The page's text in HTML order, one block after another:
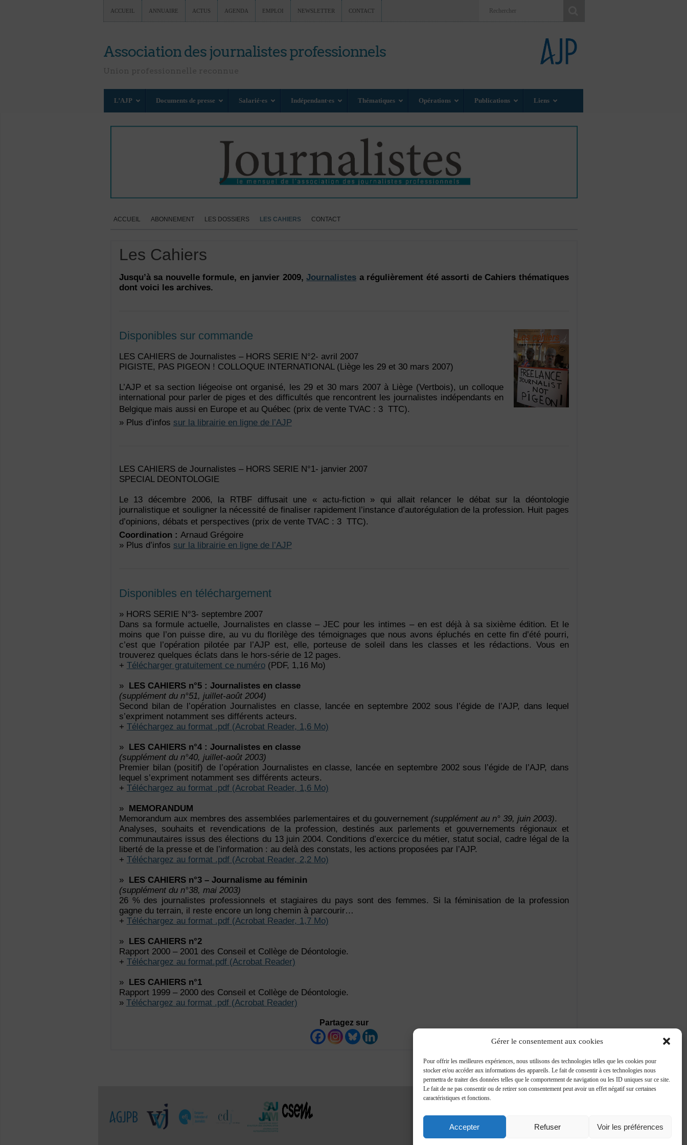
Gérer le consentement aux cookies
Pour offrir les meilleures expériences, nous utilisons des technologies telles que les cookies pour
stocker et/ou accéder aux informations des appareils. Le fait de consentir à ces technologies nous
permettra de traiter des données telles que le comportement de navigation ou les ID uniques sur ce site.
Le fait de ne pas consentir ou de retirer son consentement peut avoir un effet négatif sur certaines
caractéristiques et fonctions.
Accepter Refuser Voir les préférences
ACCUEIL ANNUAIRE ACTUS AGENDA EMPLOI NEWSLETTER CONTACT
Association des journalistes professionnels
L’AJP Documents de presse Salarié·es Indépendant·es Thématiques Opérations Publications Liens
ACCUEIL ABONNEMENT LES DOSSIERS LES CAHIERS CONTACT
Les Cahiers
Jusqu’à sa nouvelle formule, en janvier 2009,Journalistes a régulièrement été assorti de Cahiers thématiques
dont voici les archives.
Disponibles sur commande
LES CAHIERS de Journalistes – HORS SERIE N°2- avril 2007
PIGISTE, PAS PIGEON ! COLLOQUE INTERNATIONAL (Liège les 29 et 30 mars 2007)
L’AJP et sa section liégeoise ont organisé, les 29 et 30 mars 2007 à Liège (Vertbois), un colloque
international pour parler de piges et des difficultés que rencontrent les journalistes indépendants en
Belgique mais aussi en Europe et au Québec (prix de vente TVAC : 3  TTC).
» Plus d’infos sur la librairie en ligne de l’AJP
LES CAHIERS de Journalistes – HORS SERIE N°1- janvier 2007
SPECIAL DEONTOLOGIE
Le 13 décembre 2006, la RTBF diffusait une « actu-fiction » qui allait relancer le débat sur la déontologie
journalistique et souligner la nécessité de finaliser rapidement l’instance d’autorégulation de la profession. Huit pages
d’opinions, débats et perspectives (prix de vente TVAC : 3  TTC).
Coordination : Arnaud Grégoire
» Plus d’infos sur la librairie en ligne de l’AJP
Disponibles en téléchargement
» HORS SERIE N°3- septembre 2007
Dans sa formule actuelle, Journalistes en classe – JEC pour les intimes – en est déjà à sa sixième édition. Et le
moins que l’on puisse dire, au vu du florilège des témoignages que nous avons épluchés en cette fin d’été pourri,
c’est que l’opération pilotée par l’AJP est, elle, porteuse de soleil dans les classes et les rédactions. Vous en
trouverez quelques éclats dans le hors-série de 12 pages.
+ Télécharger gratuitement ce numéro(PDF, 1,16 Mo)
» LES CAHIERSn°5 : Journalistes en classe
(supplément du n°51, juillet-août 2004)
Second bilan de l’opération Journalistes en classe, lancée en septembre 2002 sous l’égide de l’AJP, dans lequel
s’expriment notamment ses différents acteurs.
+ Téléchargez au format .pdf (Acrobat Reader, 1,6 Mo)
» LES CAHIERS n°4 : Journalistes en classe
(supplément du n°40, juillet-août 2003)
Premier bilan (positif) de l’opération Journalistes en classe, lancée en septembre 2002 sous l’égide de l’AJP, dans
lequel s’expriment notamment ses différents acteurs.
+ Téléchargez au format .pdf (Acrobat Reader, 1,6 Mo)
» MEMORANDUM
Memorandum aux membres des assemblées parlementaires et du gouvernement (supplément au n° 39, juin 2003).
Analyses, souhaits et revendications de la profession, destinés aux parlements et gouvernements régionaux et
communautaires issus des élections du 13 juin 2004. Conditions d’exercice du métier, statut social, cadre légal de la
liberté de la presse et de l’information : au delà des constats, les actions proposées par l’AJP.
+ Téléchargez au format .pdf (Acrobat Reader, 2,2 Mo)
» LES CAHIERS n°3 – Journalisme au féminin
(supplément du n°38, mai 2003)
26 % des journalistes professionnels et stagiaires du pays sont des femmes. Si la féminisation de la profession
gagne du terrain, il reste encore un long chemin à parcourir…
+ Téléchargez au format .pdf (Acrobat Reader, 1,7 Mo)
» LES CAHIERS n°2
Rapport 2000 – 2001 des Conseil et Collège de Déontologie.
+ Téléchargez au format.pdf (Acrobat Reader)
» LES CAHIERS n°1
Rapport 1999 – 2000 des Conseil et Collège de Déontologie.
» Téléchargez au format .pdf (Acrobat Reader)
Partagez sur